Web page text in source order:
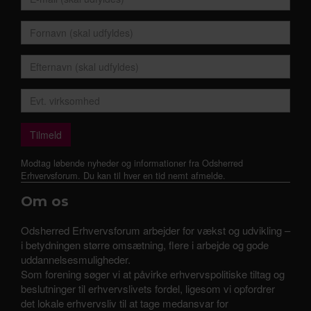
Modtag løbende nyheder og informationer fra Odsherred
Erhvervsforum. Du kan til hver en tid nemt afmelde.
Om os
Odsherred Erhvervsforum arbejder for vækst og udvikling –
i betydningen større omsætning, flere i arbejde og gode
uddannelsesmuligheder.
Som forening søger vi at påvirke erhvervspolitiske tiltag og
beslutninger til erhvervslivets fordel, ligesom vi opfordrer
det lokale erhvervsliv til at tage medansvar for